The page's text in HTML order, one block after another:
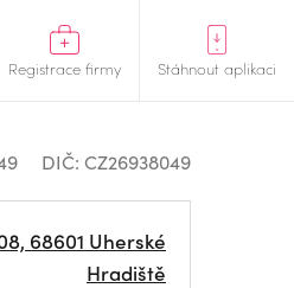
Registrace firmy Stáhnout aplikaci
DIČ: CZ26938049
68601 Uherské
Hradiště